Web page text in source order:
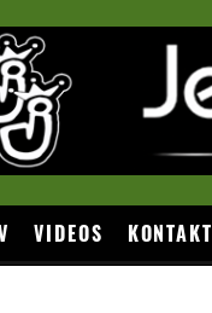
VIDEOS KONTAKT